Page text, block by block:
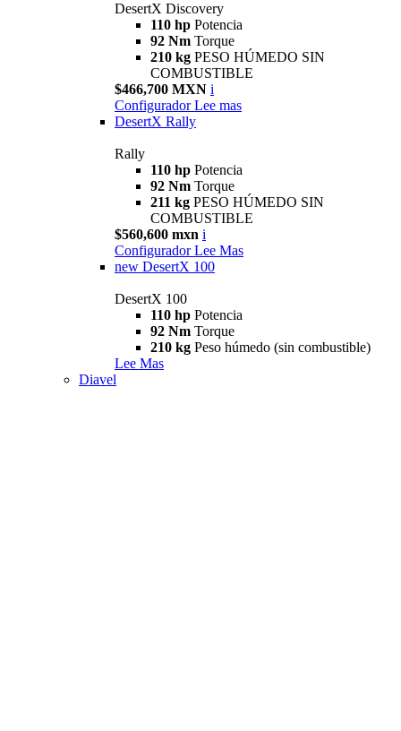
DesertX Discovery
110 hp Potencia
92 Nm Torque
210 kg PESO HÚMEDO SIN
COMBUSTIBLE
$466,700 MXN i
Configurador Lee mas
DesertX Rally
Rally
110 hp Potencia
92 Nm Torque
211 kg PESO HÚMEDO SIN
COMBUSTIBLE
$560,600 mxn i
Configurador Lee Mas
new DesertX 100
DesertX 100
110 hp Potencia
92 Nm Torque
210 kg Peso húmedo (sin combustible)
Lee Mas
Diavel